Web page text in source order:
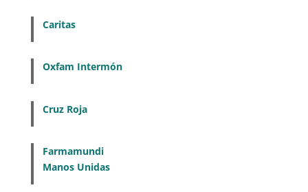
Caritas
Oxfam Intermón
Cruz Roja
Farmamundi
Manos Unidas